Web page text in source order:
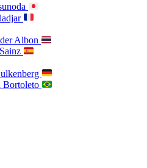
Albon
Bortoleto